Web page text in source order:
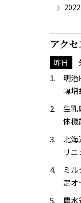
アク
昨日
明治
幅増
生乳
体機
北海
リ
ミ
定オ
農水